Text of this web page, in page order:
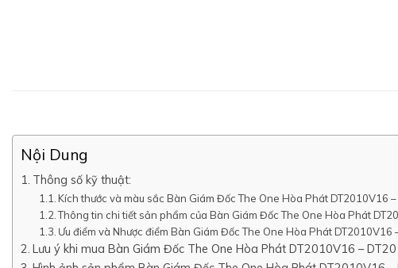
Nội Dung
Thông số kỹ thuật:
Kích thước và màu sắc Bàn Giám Đốc The One Hòa Phát DT2010V16
Thông tin chi tiết sản phẩm của Bàn Giám Đốc The One Hòa Phát
Ưu điểm và Nhược điểm Bàn Giám Đốc The One Hòa Phát DT2010V16
Lưu ý khi mua Bàn Giám Đốc The One Hòa Phát DT2010V16 –